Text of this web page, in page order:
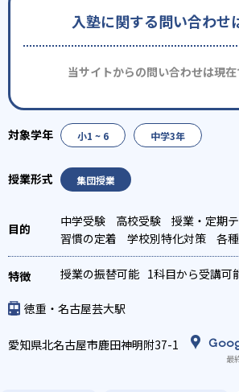
入塾に関する問い合わせ
当サイトからの問い合わせは現
小1 ~ 6 中学3年
集団授業
中学受験 高校受験 授業・定期
習慣の定着
学校別特化対策 各
別特化対策
授業の振替可能 1科目から受講可
徳重・名古屋芸大駅
愛知県北名古屋市鹿田神明附37-1
最